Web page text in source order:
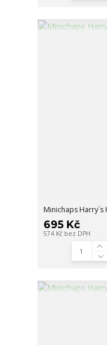
Minichaps
695 Kč
574 Kč bez DPH